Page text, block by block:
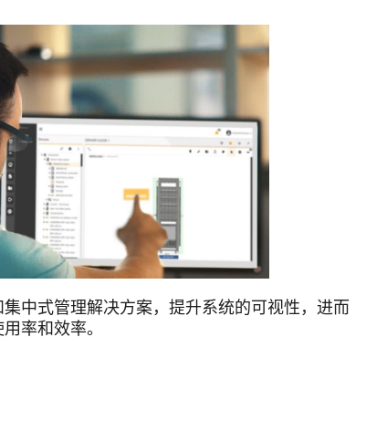
中式管理解决方案，提升系统的可视性，进而
率和效率。